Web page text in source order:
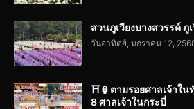
สวนภูเวียงบางสวรรค์ ภู
วันอาทิตย์, มกราคม 12,
⛩️🏮ตามรอยศาลเจ้าใน
8 ศาลเจ้าในกระบี่